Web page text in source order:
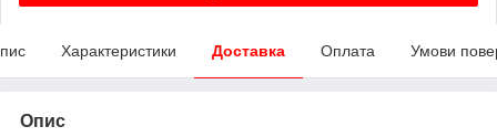
Характеристики Доставка Оплата Умови
Опис